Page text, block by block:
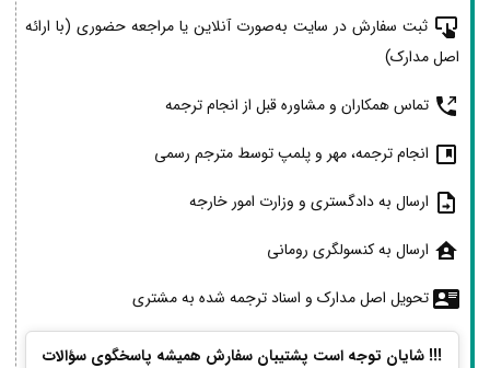
ثبت سفارش در سایت به‌صورت آنلاین یا مراجعه حضوری (با ارائه
اصل مدارک)
تماس همکاران و مشاوره قبل از انجام ترجمه
انجام ترجمه، مهر و پلمپ توسط مترجم رسمی
ارسال به دادگستری و وزارت امور خارجه
ارسال به کنسولگری رومانی
تحویل اصل مدارک و اسناد ترجمه شده به مشتری
!!! شایان توجه است پشتیبان سفارش همیشه پاسخگوی سؤالات